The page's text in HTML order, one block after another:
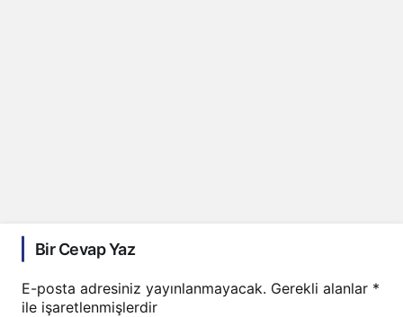
Bir Cevap Yaz
E-posta adresiniz yayınlanmayacak. Gerekli alanlar *
ile işaretlenmişlerdir